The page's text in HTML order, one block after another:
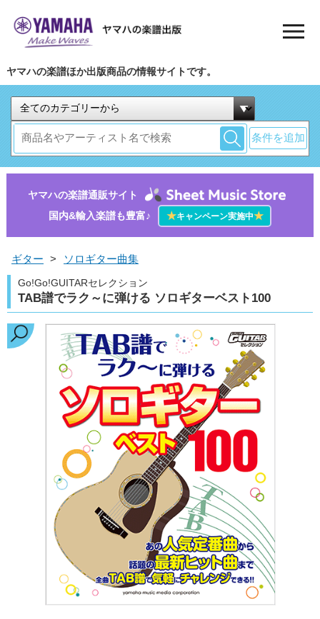
ヤマハの楽譜ほか出版商品の情報サイトです。
条件を追加
ヤマハの楽譜通販サイト
国内&輸入楽譜も豊富♪
★キャンペーン実施中★
ギター > ソロギター曲集
Go!Go!GUITARセレクション
TAB譜でラク～に弾ける ソロギターベスト100